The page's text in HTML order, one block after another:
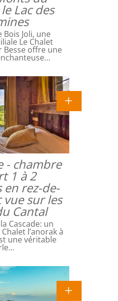
Lac des
Bois Joli, une
Le Chalet
Besse offre une
- chambre
1 à 2
en rez-de-
sur les
Cantal
Cascade: un
l’anorak à
une véritable